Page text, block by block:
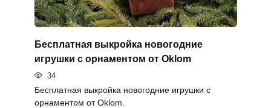
Бесплатная выкройка новогодние
игрушки с орнаментом от Oklom
34
Бесплатная выкройка новогодние игрушки с
орнаментом от Oklom.